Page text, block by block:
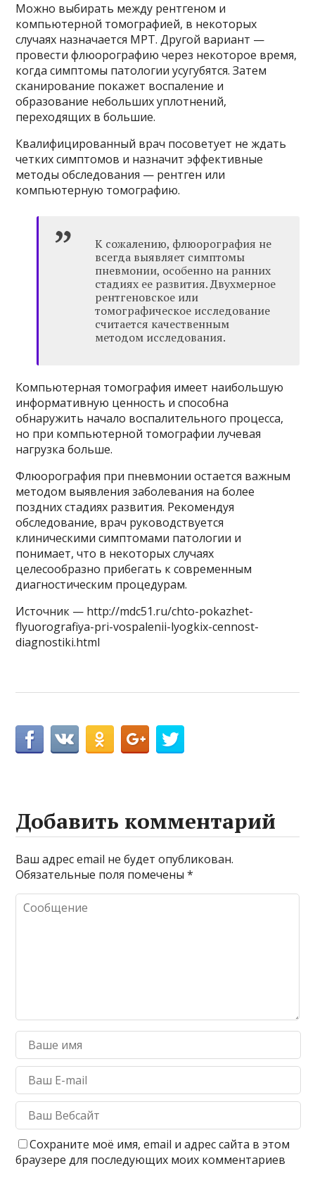
Можно выбирать между рентгеном и
компьютерной томографией, в некоторых
случаях назначается МРТ. Другой вариант —
провести флюорографию через некоторое время,
когда симптомы патологии усугубятся. Затем
сканирование покажет воспаление и
образование небольших уплотнений,
переходящих в большие.
Квалифицированный врач посоветует не ждать
четких симптомов и назначит эффективные
методы обследования — рентген или
компьютерную томографию.
К сожалению, флюорография не
всегда выявляет симптомы
пневмонии, особенно на ранних
стадиях ее развития. Двухмерное
рентгеновское или
томографическое исследование
считается качественным
методом исследования.
Компьютерная томография имеет наибольшую
информативную ценность и способна
обнаружить начало воспалительного процесса,
но при компьютерной томографии лучевая
нагрузка больше.
Флюорография при пневмонии остается важным
методом выявления заболевания на более
поздних стадиях развития. Рекомендуя
обследование, врач руководствуется
клиническими симптомами патологии и
понимает, что в некоторых случаях
целесообразно прибегать к современным
диагностическим процедурам.
Источник — http://mdc51.ru/chto-pokazhet-
flyuorografiya-pri-vospalenii-lyogkix-cennost-
diagnostiki.html
Добавить комментарий
Ваш адрес email не будет опубликован.
Обязательные поля помечены*
Сохраните моё имя, email и адрес сайта в этом
браузере для последующих моих комментариев